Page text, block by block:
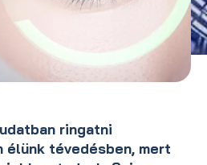
ringatni
élünk tévedésben, mert